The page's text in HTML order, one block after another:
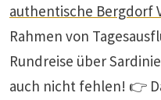
authentische Bergdorf
Rahmen von
Rundreise über
auch nicht fehlen! 👉